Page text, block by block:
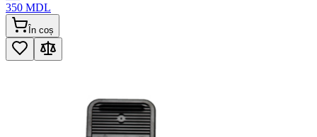
350 MDL
În coș